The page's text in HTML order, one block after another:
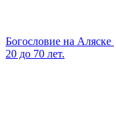
Богословие на Аляске
20 до 70 лет.